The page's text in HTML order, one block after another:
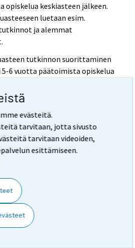
evästeitä.
tarvitaan, jotta sivusto
tarvitaan videoiden,
esittämiseen.
opiskelua keskiasteen jälkeen.
luetaan esim.
ja alemmat
tutkinnon suorittaminen
6 vuotta päätoimista opiskelua
ja lääkäreiden
tutkinnon suorittaminen
julkaisukelpoisen tutkimustyön
Tutkinnot ovat tieteellisiä
tutkintoja.
saadaan
Analyysissä
2013.